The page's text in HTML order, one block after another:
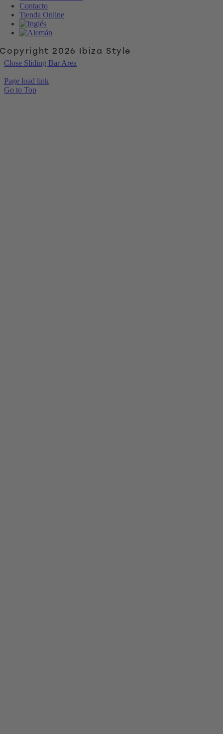
Contacto
Tienda Online
Copyright 2026 Ibiza Style
Close Sliding Bar Area
Page load link
Go to Top